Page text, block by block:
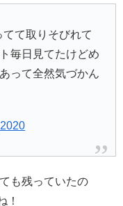
て取りそびれて
毎日見てたけどめ
って全然気づかん
も残っていたの
！